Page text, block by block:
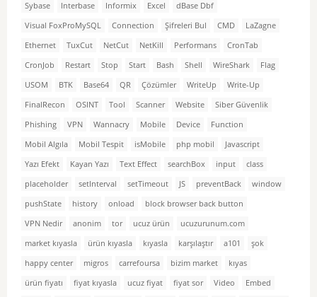
Sybase
Interbase Informix Excel
dBase Dbf
Visual FoxProMySQL
Connection Şifreleri Bul CMD
LaZagne
Ethernet
TuxCut NetCut NetKill Performans
CronTab
CronJob
Restart Stop Start Bash Shell WireShark
Flag
USOM
BTK Base64 QR Çözümler WriteUp
Write-Up
FinalRecon
OSINT Tool Scanner Website
Siber Güvenlik
Phishing
VPN Wannacry Mobile Device
Function
Mobil Algıla
Mobil Tespit isMobile php mobil
Javascript
Yazı Efekt
Kayan Yazı Text Effect searchBox input
class
placeholder
setInterval setTimeout JS preventBack
window
pushState
history onload
block browser back button
VPN Nedir
anonim tor ucuz ürün
ucuzurunum.com
market kıyasla
ürün kıyasla kıyasla karşılaştır a101
şok
happy center
migros carrefoursa bizim market
kıyas
ürün fiyatı
fiyat kıyasla ucuz fiyat fiyat sor Video Embed